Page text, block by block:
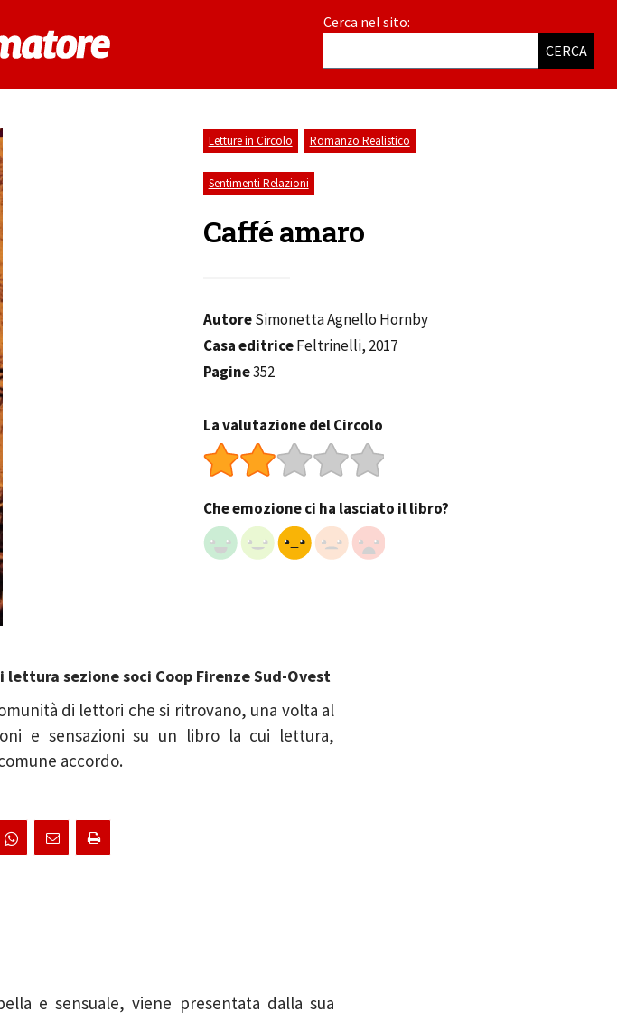
Cerca nel sito:
CERCA
Letture in Circolo Romanzo Realistico
Sentimenti Relazioni
Caffé amaro
AutoreSimonetta Agnello Hornby
Casa editriceFeltrinelli, 2017
Pagine352
La valutazione del Circolo
Che emozione ci ha lasciato il libro?
lettura sezione soci Coop Firenze Sud-Ovest
di lettori che si ritrovano, una volta al
e sensazioni su un libro la cui lettura,
accordo.
e sensuale, viene presentata dalla sua